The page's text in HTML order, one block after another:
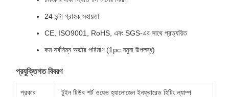
24-ঘন্টা গ্রাহক সহায়তা
CE, ISO9001, RoHS, এবং SGS-এর সাথে প্রত্যয়িত
কম সর্বনিম্ন অর্ডার পরিমাণ (1pc নমুনা উপলব্ধ)
প্রযুক্তিগত বিবরণ
প্রকার টুইন টিউব শর্ট ওয়েভ হ্যালোজেন ইনফ্রারেড হিটিং ল্যাম্প